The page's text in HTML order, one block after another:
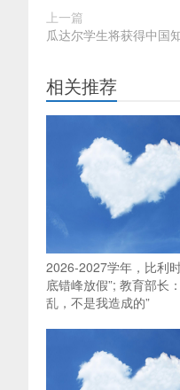
上一篇
瓜达尔学生将获得中国
相关推荐
2026-2027学年，比利
底错峰放假”; 教育部长
乱，不是我造成的”